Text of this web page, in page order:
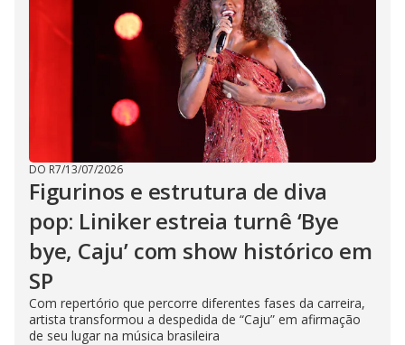
DO R7/13/07/2026
Figurinos e estrutura de diva
pop: Liniker estreia turnê ‘Bye
bye, Caju’ com show histórico em
SP
Com repertório que percorre diferentes fases da carreira,
artista transformou a despedida de “Caju” em afirmação
de seu lugar na música brasileira